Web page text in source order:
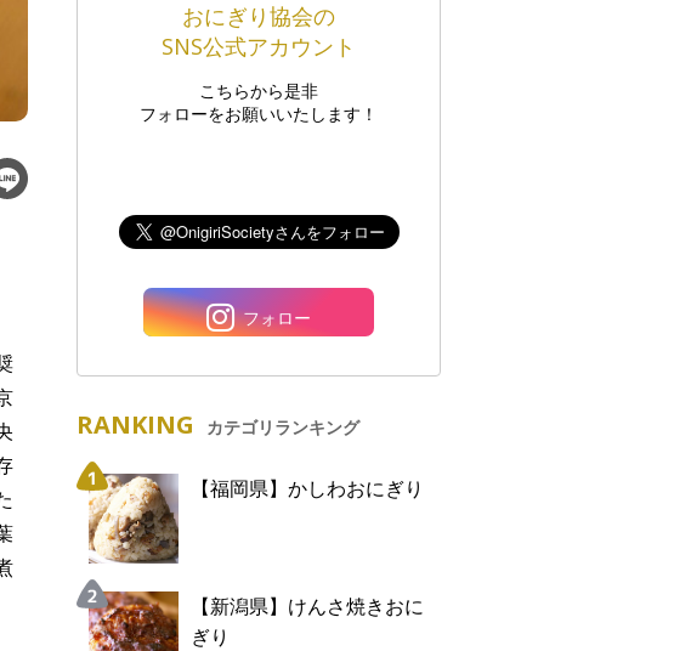
おにぎり協会の
SNS公式アカウント
こちらから是非
フォローをお願いいたします！
フォロー
RANKING カテゴリランキング
【福岡県】かしわおにぎり
【新潟県】けんさ焼きおに
ぎり